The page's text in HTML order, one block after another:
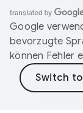
Google
bevorzugte
können Fehler